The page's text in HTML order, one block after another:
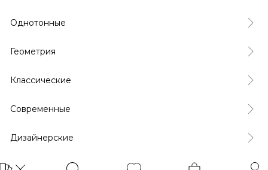
Однотонные
Геометрия
Классические
Современные
Дизайнерские